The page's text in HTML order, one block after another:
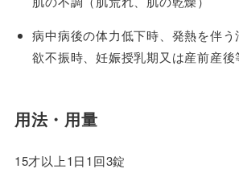
病中病後の体力低下時、発熱を伴
欲不振時、妊娠授乳期又は産前産
用法・用量
15才以上1日1回3錠